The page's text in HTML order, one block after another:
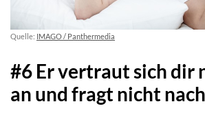
Quelle: IMAGO / Panthermedia
#6 Er vertraut sich dir
an und fragt nicht nach